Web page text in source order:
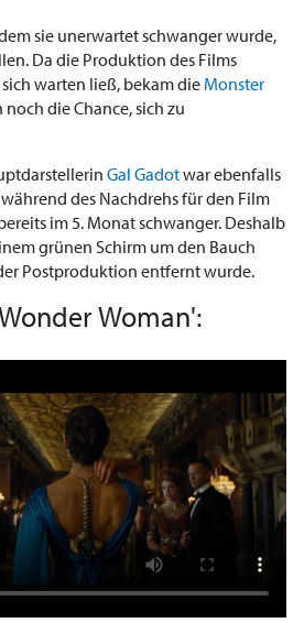
sie unerwartet schwanger wurde,
Da die Produktion des Films
warten ließ, bekam die Monster
die Chance, sich zu
Gal Gadotwar ebenfalls
des Nachdrehs für den Film
im 5. Monat schwanger. Deshalb
grünen Schirm um den Bauch
Postproduktion entfernt wurde.
Woman':